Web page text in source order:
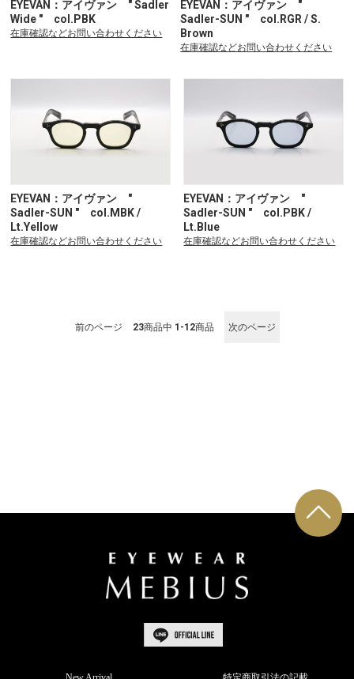
EYEVAN：アイヴァン " Sadler
Wide " col.PBK
在庫確認などお問い合わせください
EYEVAN：アイヴァン "
Sadler-SUN " col.RGR / S.
Brown
在庫確認などお問い合わせください
EYEVAN：アイヴァン "
Sadler-SUN " col.MBK /
Lt.Yellow
在庫確認などお問い合わせください
EYEVAN：アイヴァン "
Sadler-SUN " col.PBK /
Lt.Blue
在庫確認などお問い合わせください
前のページ 23商品中 1-12商品 次のページ